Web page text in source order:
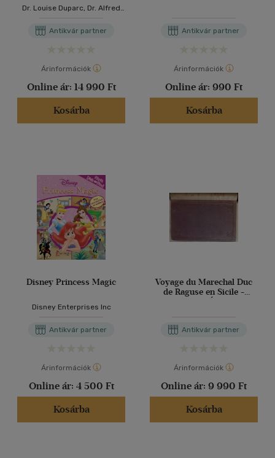
az ásványtani és
(francia nyelven) - Töredék
Dr. Louise Duparc, Dr. Alfred
Antikvár partner
Árinformációk
Online ár: 14 990 Ft
Kosárba
Antikvár partner
Árinformációk
Online ár: 990 Ft
Kosárba
Disney Princess Magic
Disney Enterprises Inc
Antikvár partner
Árinformációk
Online ár: 4 500 Ft
Kosárba
Voyage du Marechal Duc
de Raguse en Sicile -
- Második kiadás. (francia
Antikvár partner
Árinformációk
Online ár: 9 990 Ft
Kosárba